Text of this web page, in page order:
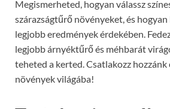
Megismerheted, hogyan válassz
szárazságtűrő növényeket, és
legjobb eredmények érdekében.
legjobb árnyéktűrő és méhbarát
teheted a kerted. Csatlakozz hozzánk
növények világába!